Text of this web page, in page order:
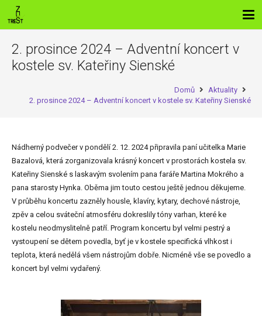
2. prosince 2024 – Adventní koncert v
kostele sv. Kateřiny Sienské
Domů
Aktuality
2. prosince 2024 – Adventní koncert v kostele sv. Kateřiny Sienské
Nádherný podvečer v pondělí 2. 12. 2024 připravila paní učitelka Marie
Bazalová, která zorganizovala krásný koncert v prostorách kostela sv.
Kateřiny Sienské s laskavým svolením pana faráře Martina Mokrého a
pana starosty Hynka. Oběma jim touto cestou ještě jednou děkujeme.
V průběhu koncertu zazněly housle, klavíry, kytary, dechové nástroje,
zpěv a celou sváteční atmosféru dokreslily tóny varhan, které ke
kostelu neodmyslitelně patří. Program koncertu byl velmi pestrý a
vystoupení se dětem povedla, byť je v kostele specifická vlhkost i
teplota, která nedělá všem nástrojům dobře. Nicméně vše se povedlo a
koncert byl velmi vydařený.